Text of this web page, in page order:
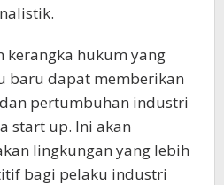
kerangka hukum yang
baru dapat memberikan
pertumbuhan industri
start up. Ini akan
lingkungan yang lebih
bagi pelaku industri